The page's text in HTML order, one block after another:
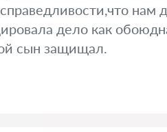
нам
дело как
сын защищал.